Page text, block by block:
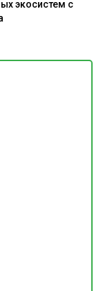
экосистем с